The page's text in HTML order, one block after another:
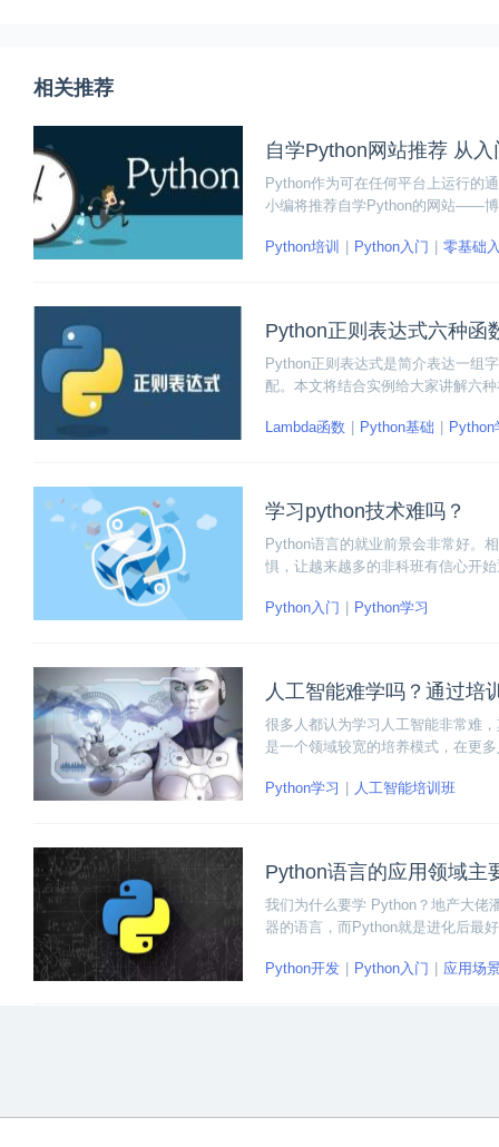
相关推荐
自学Python网站推荐 从
Python作为可在任何平台上运行的
小编将推荐自学Python的网站——博
通。下面详细讲一讲博学谷网站学
Python培训 Python入门 零基础
Python正则表达式六种函
Python正则表达式是简介表达一组
配。本文将结合实例给大家讲解六
Lambda函数
Python基础 Python
学习python技术难吗？
Python语言的就业前景会非常好。
惧，让越来越多的非科班有信心开
Python入门
Python学习
人工智能难学吗？通过培
很多人都认为学习人工智能非常难
是一个领域较宽的培养模式，在更
普”的程度。
Python学习 人工智能培训班
Python语言的应用领域主
我们为什么要学 Python？地产大佬
器的语言，而Python就是进化后最
起来看看“Python语言的应用领域主
Python开发 Python入门 应用场